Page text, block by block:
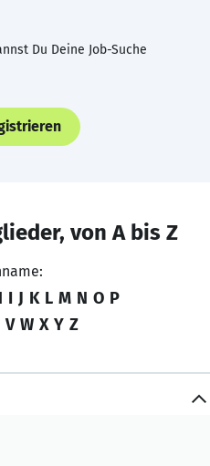
Du Deine Job-Suche
von A bis Z
I J K L M N O P
V W X Y Z